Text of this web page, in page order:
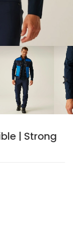
chevron_right
| Strong